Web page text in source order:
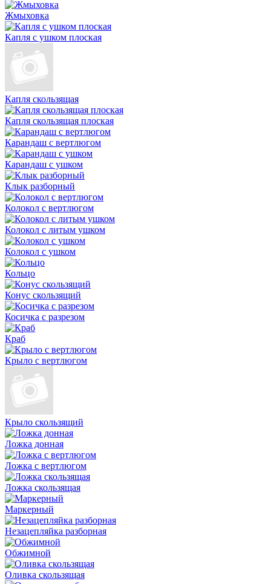
Жмыховка
Капля с ушком плоская
Капля скользящая
Капля скользящая плоская
Карандаш с вертлюгом
Карандаш с ушком
Клык разборный
Колокол с вертлюгом
Колокол с литым ушком
Колокол с ушком
Кольцо
Конус скользящий
Косичка с разрезом
Краб
Крыло с вертлюгом
Крыло скользящий
Ложка донная
Ложка с вертлюгом
Ложка скользящая
Маркерный
Незацепляйка разборная
Обжимной
Оливка скользящая